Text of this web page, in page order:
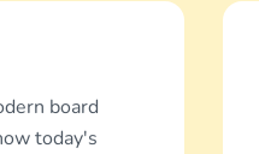
board
today's